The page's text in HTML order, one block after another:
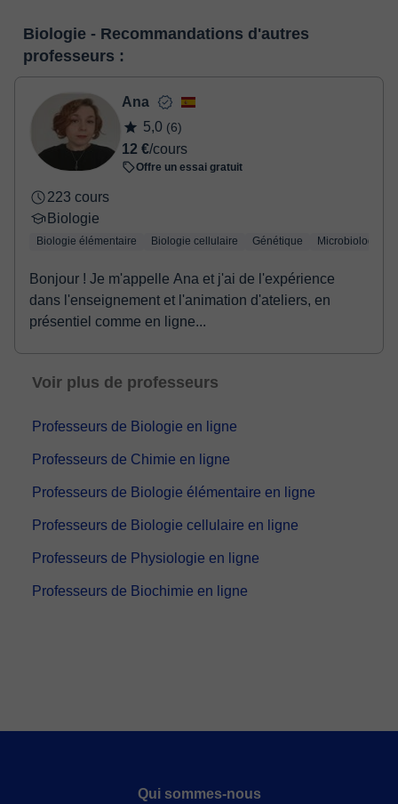
service de messagerie instantanée, le tableau blanc virtuel ou le
traitement de texte en ligne collaboratif.Voir la classe virtuelle
paiement grâce à notre service de paiement virtuel. Vous avez
deux options:
- carte de débit / crédit
- Paypal
Une fois le paiement réglé, nous vous enverrons un e-mail pour
confirmer la réservation.
Biologie - Recommandations d'autres
professeurs :
Ana
5,0 (6)
12 €/cours
Offre un essai gratuit
223 cours
Biologie
Biologie élémentaire Biologie cellulaire Génétique Microbiologie
Bonjour ! Je m'appelle Ana et j'ai de l'expérience
dans l'enseignement et l'animation d'ateliers, en
présentiel comme en ligne...
Voir plus de professeurs
Professeurs de Biologie en ligne
Professeurs de Chimie en ligne
Professeurs de Biologie élémentaire en ligne
Professeurs de Biologie cellulaire en ligne
Professeurs de Physiologie en ligne
Professeurs de Biochimie en ligne
Qui sommes-nous